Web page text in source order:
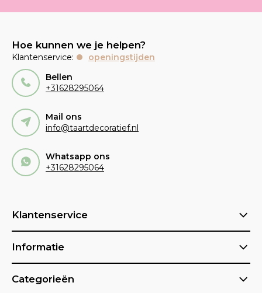
Hoe kunnen we je helpen?
Klantenservice:
openingstijden
Bellen
+31628295064
Mail ons
info@taartdecoratief.nl
Whatsapp ons
+31628295064
Klantenservice
Informatie
Categorieën